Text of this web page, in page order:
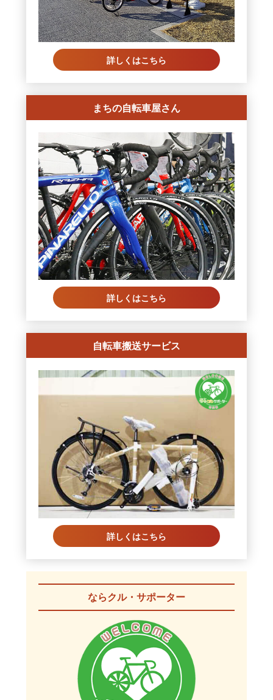
詳しくはこちら
まちの自転車屋さん
詳しくはこちら
自転車搬送サービス
詳しくはこちら
ならクル・サポーター